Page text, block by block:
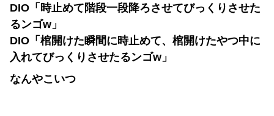
DIO「時止めて階段一段降ろさせてびっくりさせた
るンゴw」
DIO「棺開けた瞬間に時止めて、棺開けたやつ中に
入れてびっくりさせたるンゴw」
なんやこいつ